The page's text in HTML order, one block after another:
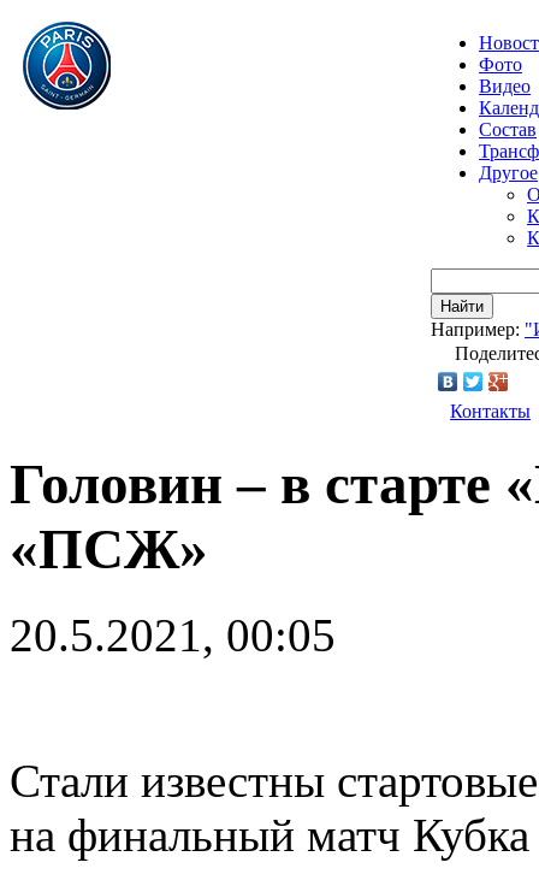
Фото
Видео
Состав
Другое
Найти
Например:
Контакты
Головин – в старте
«ПСЖ»
20.5.2021, 00:05
Стали известны
на финальный матч